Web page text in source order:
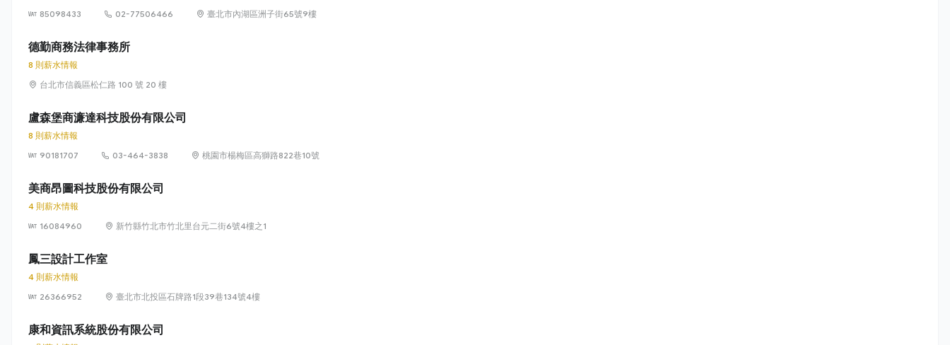
85098433
02-77506466 臺北市內湖區洲子街65號9樓
德勤商務法律事務所
8 則薪水情報
台北市信義區松仁路 100 號 20 樓
盧森堡商濂達科技股份有限公司
8 則薪水情報
90181707
03-464-3838 桃園市楊梅區高獅路822巷10號
美商昂圖科技股份有限公司
4 則薪水情報
16084960
新竹縣竹北市竹北里台元二街6號4樓之1
鳳三設計工作室
4 則薪水情報
26366952
臺北市北投區石牌路1段39巷134號4樓
康和資訊系統股份有限公司